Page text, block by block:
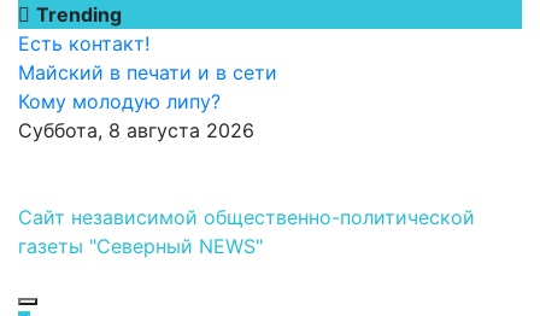
Перейти
содержимому
Trending
Есть контакт!
Майский в печати и в сети
Кому молодую липу?
Суббота, 8 августа 2026
Сайт независимой общественно-политической
газеты "Северный NEWS"